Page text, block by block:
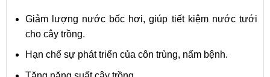
Giảm lượng nước bốc hơi, giúp tiết kiệm nước tưới
cho cây trồng.
Hạn chế sự phát triển của côn trùng, nấm bệnh.